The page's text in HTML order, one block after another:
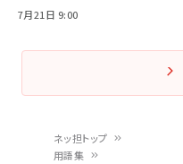
ネッ担トップ
用語集
7月21日 9:00